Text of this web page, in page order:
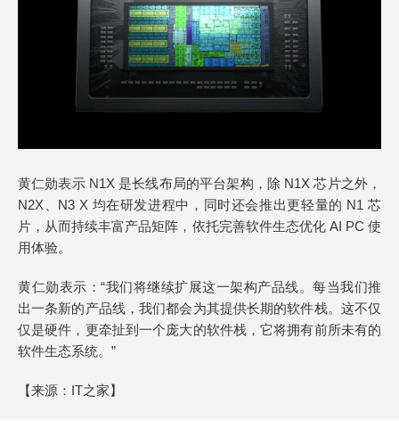
黄仁勋表示 N1X 是长线布局的平台架构，除 N1X 芯片之外，
N2X、N3 X 均在研发进程中，同时还会推出更轻量的 N1 芯
片，从而持续丰富产品矩阵，依托完善软件生态优化 AI PC 使
用体验。
黄仁勋表示：“我们将继续扩展这一架构产品线。每当我们推
出一条新的产品线，我们都会为其提供长期的软件栈。这不仅
仅是硬件，更牵扯到一个庞大的软件栈，它将拥有前所未有的
软件生态系统。”
【来源： IT之家】